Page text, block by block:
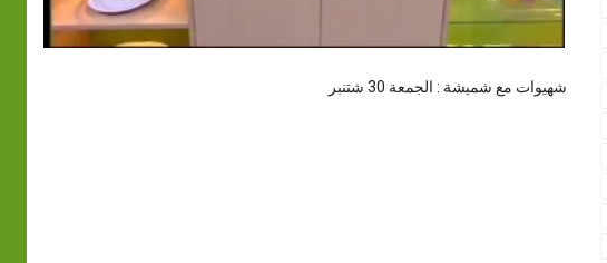
شهيوات مع شميشة : الجمعة 30 شتنبر